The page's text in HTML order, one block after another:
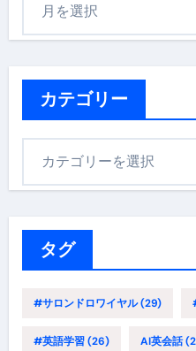
カテゴリー
タグ
#サロンドロワイヤル(29)
#英語学習(26) AI英会話